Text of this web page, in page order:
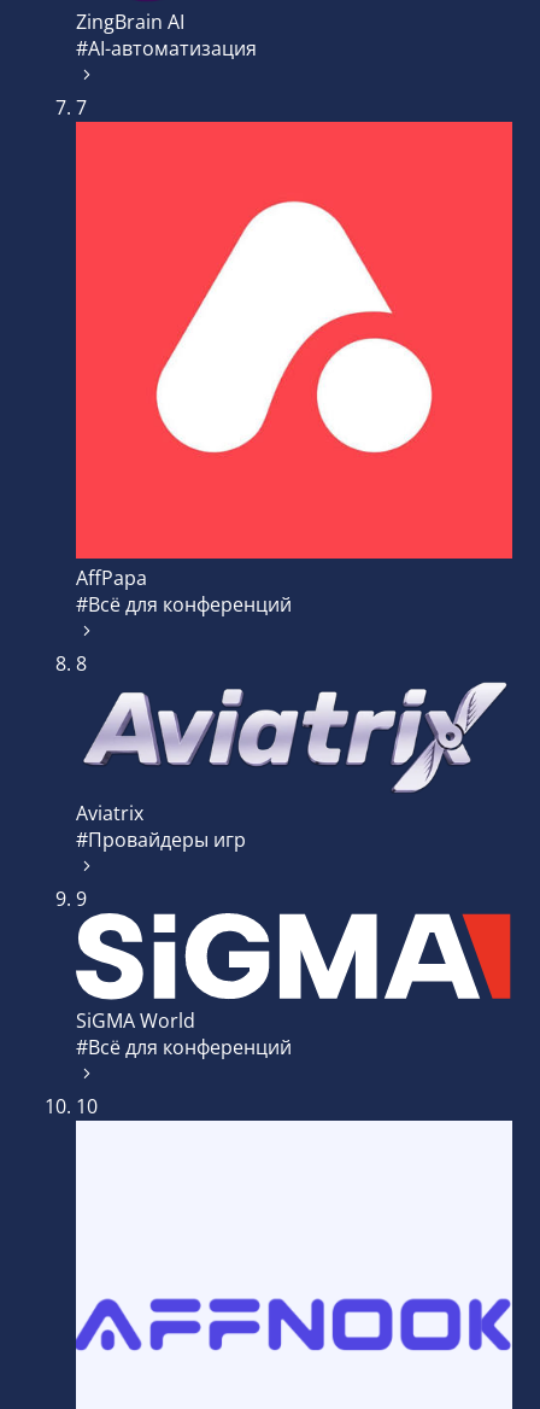
ZingBrain AI
#AI-автоматизация
7
AffPapa
#Всё для конференций
8
Aviatrix
#Провайдеры игр
9
SiGMA World
#Всё для конференций
10